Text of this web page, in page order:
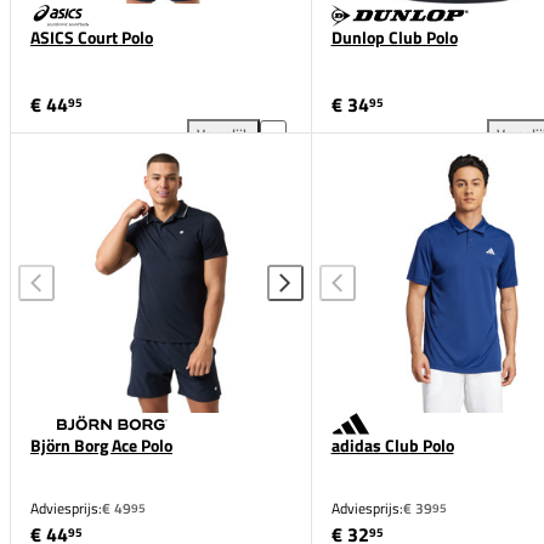
ASICS Court Polo
€ 4495
Vergelijk
ASICS Court Polo toevoegen aan vergelijking
Dunlop Club Polo
€ 3495
Björn Borg Ace Polo
Adviesprijs:€ 4995
€ 4495
adidas Club Polo
Adviesprijs:€ 3995
€ 3295